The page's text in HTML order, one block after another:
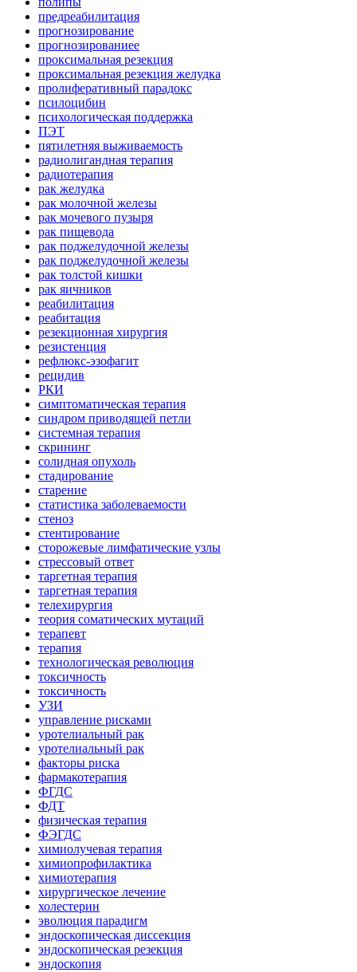
предреабилитация
прогнозирование
прогнозированиее
проксимальная резекция
проксимальная резекция желудка
пролиферативный парадокс
псилоцибин
психологическая поддержка
ПЭТ
пятилетняя выживаемость
радиолигандная терапия
радиотерапия
рак желудка
рак молочной железы
рак мочевого пузыря
рак пищевода
рак поджелудочной железы
рак поджелудочной железы
рак толстой кишки
рак яичников
реабилитация
реабитация
резекционная хирургия
резистенция
рефлюкс-эзофагит
рецидив
РКИ
симптоматическая терапия
синдром приводящей петли
системная терапия
скрининг
солидная опухоль
стадирование
старение
статистика заболеваемости
стеноз
стентирование
сторожевые лимфатические узлы
стрессовый ответ
таргетная терапия
таргетная терапия
телехирургия
теория соматических мутаций
терапевт
терапия
технологическая революция
токсичность
токсичность
УЗИ
управление рисками
уротелиальный рак
уротелиальный рак
факторы риска
фармакотерапия
ФГДС
ФДТ
физическая терапия
ФЭГДС
химиолучевая терапия
химиопрофилактика
химиотерапия
хирургическое лечение
холестерин
эволюция парадигм
эндоскопическая диссекция
эндоскопическая резекция
эндоскопия